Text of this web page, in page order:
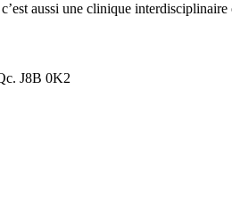
aussi une clinique
J8B 0K2